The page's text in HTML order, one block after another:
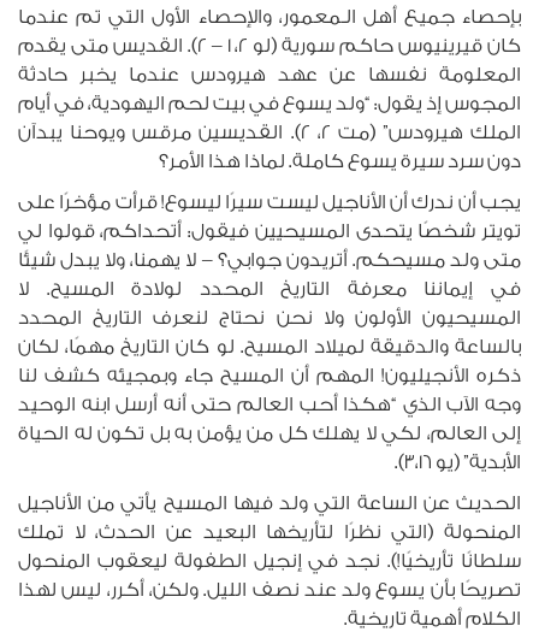
بإحصاء جميع أهل الـمعمور، والإحصاء الأول التي تم عندما
كان قيرينيوس حاكم سورية (لو 2، 1 – 2). القديس متى يقدم
المعلومة نفسها عن عهد هيرودس عندما يخبر حادثة
المجوس إذ يقول: “ولد يسوع في بيت لحم اليهودية، في أيام
الملك هيرودس” (مت 2، 2). القديسين مرقس ويوحنا يبدآن
دون سرد سيرة يسوع كاملة. لماذا هذا الأمر؟
يجب أن ندرك أن الأناجيل ليست سيرًا ليسوع! قرأت مؤخرًا على
تويتر شخصًا يتحدى المسيحيين فيقول: أتحداكم، قولوا لي
متى ولد مسيحكم. أتريدون جوابي؟ – لا يهمنا، ولا يبدل شيئًا
في إيماننا معرفة التاريخ المحدد لولادة المسيح. لا
المسيحيون الأولون ولا نحن نحتاج لنعرف التاريخ المحدد
بالساعة والدقيقة لميلاد المسيح. لو كان التاريخ مهمًا، لكان
ذكره الأنجيليون! المهم أن المسيح جاء وبمجيئه كشف لنا
وجه الآب الذي “هكذا أحب العالم حتى أنه أرسل ابنه الوحيد
إلى العالم، لكي لا يهلك كل من يؤمن به بل تكون له الحياة
الأبدية” (يو 3،16).
الحديث عن الساعة التي ولد فيها المسيح يأتي من الأناجيل
المنحولة (التي نظرًا لتأريخها البعيد عن الحدث، لا تملك
سلطانًا تأريخيًا!). نجد في إنجيل الطفولة ليعقوب المنحول
تصريحًا بأن يسوع ولد عند نصف الليل. ولكن، أكرر، ليس لهذا
الكلام أهمية تاريخية.